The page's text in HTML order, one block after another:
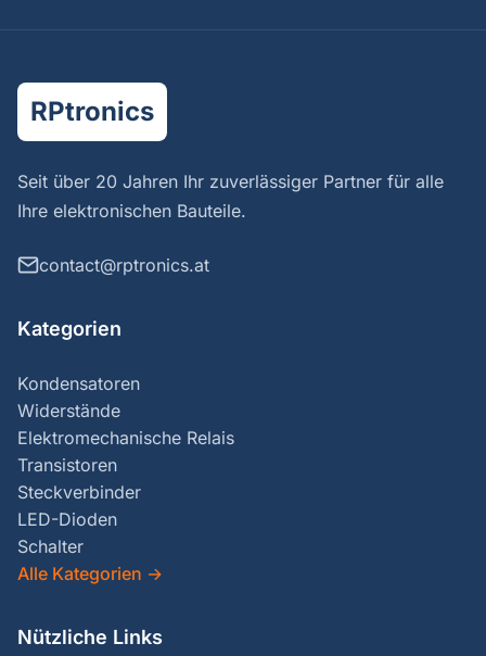
RPtronics
Seit über 20 Jahren Ihr zuverlässiger Partner für alle
Ihre elektronischen Bauteile.
contact@rptronics.at
Kategorien
Kondensatoren
Widerstände
Elektromechanische Relais
Transistoren
Steckverbinder
LED-Dioden
Schalter
Alle Kategorien →
Nützliche Links